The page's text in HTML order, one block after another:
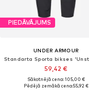
PIEDĀVĀJUMS
UNDER ARMOUR
59,42 €
Sākotnējā cena: 105,00 €
Pēdējā zemākā cena:55,92 €